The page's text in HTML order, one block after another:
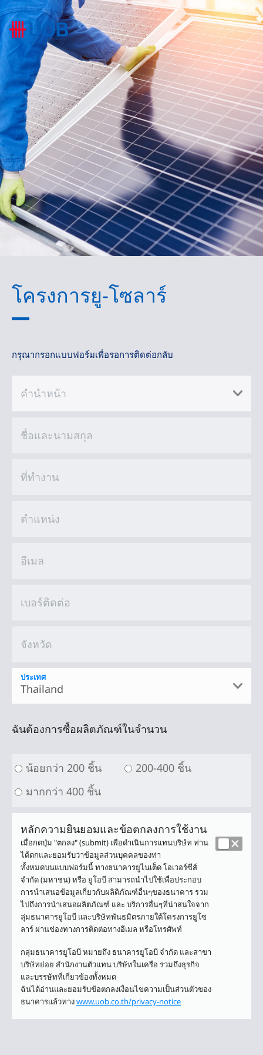
โครงการยู-โซลาร์
กรุณากรอกแบบฟอร์มเพื่อรอการติดต่อกลับ
คำนำหน้า
ชื่อและนามสกุล
ที่ทำงาน
ตำแหน่ง
อีเมล
เบอร์ติดต่อ
จังหวัด
ประเทศ
ฉันต้องการซื้อผลิตภัณฑ์ในจำนวน
น้อยกว่า 200 ชิ้น
200-400 ชิ้น
มากกว่า 400 ชิ้น
หลักความยินยอมและข้อตกลงการใช้งาน
Terms
And
Conditions
เมื่อกดปุ่ม "ตกลง" (submit) เพือดำเนินการแทนบริษํท ท่าน
ได้ตกและยอมรับว่าข้อมูลส่วนบุคคลของท่า
ทั้งหมดบนแบบฟอร์มนี้ ทางธนาคารยูไนเต็ด โอเวอร์ซีส์
จำกัด (มหาชน) หรือ ยูโอบี สามารถนำไปใช้เพื่อประกอบ
การนำเสนอข้อมูลเกี่ยวกับผลิติภัณฑ์อื่นๆของธนาคาร รวม
ไปถึงการนำเสนอผลิตภัณฑ์ และ บริการอื่นๆที่น่าสนใจจาก
ลุ่มธนาคารยูโอบี และบริษัทพันธมิตรภายใต้โครงการยูโซ
ลาร์ ผ่านช่องทางการติดต่อทางอีเมล หรือโทรศัพท์
กลุ่มธนาคารยูโอบี หมายถึง ธนาคารยูโอบี จำกัด และสาขา
บริษัทย่อย สำนักงานตัวแทน บริษัทในเครือ รวมถึงธุรกิจ
และบรรษัทที่เกี่ยวข้องทั้งหมด
ฉันได้อ่านและยอมรับข้อตกลงเงื่อนไขความเป็นส่วนตัวของ
ธนาคารแล้วทางwww.uob.co.th/privacy-notice